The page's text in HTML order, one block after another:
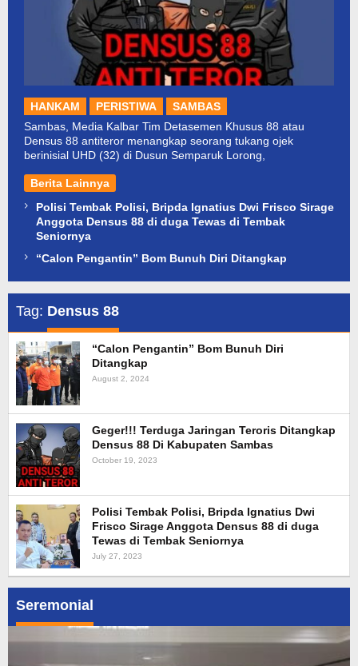
HANKAM PERISTIWA
SAMBAS
Sambas, Media Kalbar Tim Detasemen Khusus 88 atau
Densus 88 antiteror menangkap seorang tukang ojek
berinisial UHD (32) di Dusun Semparuk Lorong,
Berita Lainnya
Polisi Tembak Polisi, Bripda Ignatius Dwi Frisco Sirage
Anggota Densus 88 di duga Tewas di Tembak
Seniornya
“Calon Pengantin” Bom Bunuh Diri Ditangkap
Seremonial
Tag: Densus 88
“Calon Pengantin” Bom Bunuh Diri
Ditangkap
August 2, 2024
Geger!!! Terduga Jaringan Teroris Ditangkap
Densus 88 Di Kabupaten Sambas
October 19, 2023
Polisi Tembak Polisi, Bripda Ignatius Dwi
Frisco Sirage Anggota Densus 88 di duga
Tewas di Tembak Seniornya
July 27, 2023